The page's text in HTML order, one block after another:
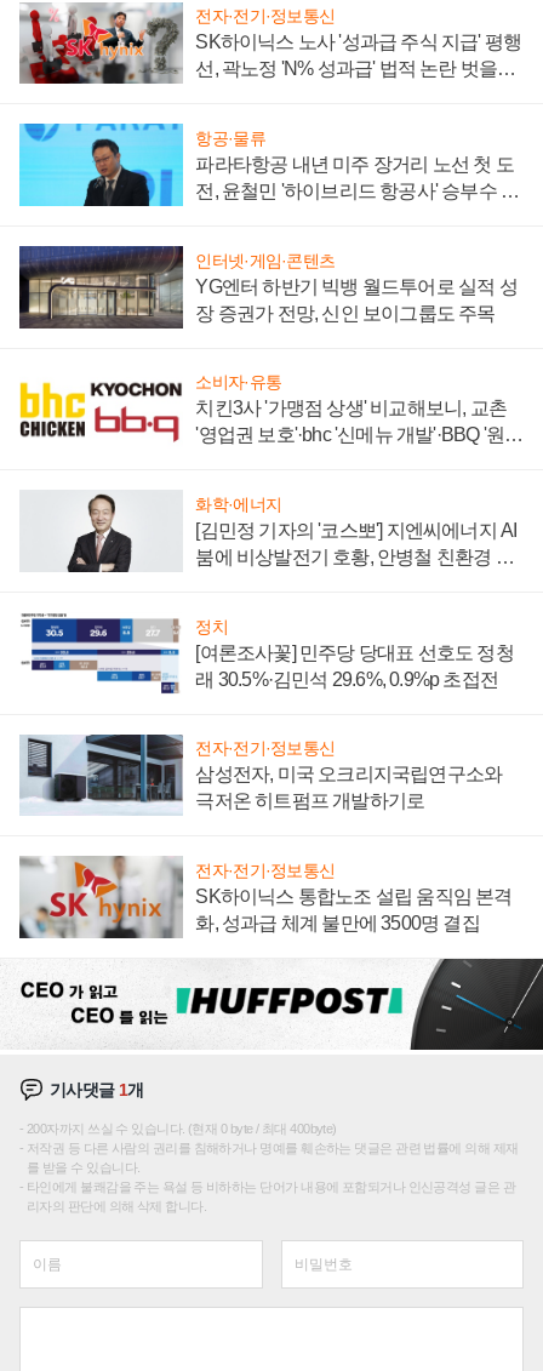
전자·전기·정보통신
SK하이닉스 노사 '성과급 주식 지급' 평행
선, 곽노정 'N% 성과급' 법적 논란 벗을지
항공·물류
파라타항공 내년 미주 장거리 노선 첫 도
전, 윤철민 '하이브리드 항공사' 승부수 통
인터넷·게임·콘텐츠
YG엔터 하반기 빅뱅 월드투어로 실적 성
장 증권가 전망, 신인 보이그룹도 주목
소비자·유통
치킨3사 '가맹점 상생' 비교해보니, 교촌
'영업권 보호'·bhc '신메뉴 개발'·BBQ '원가
화학·에너지
[김민정 기자의 '코스뽀'] 지엔씨에너지 AI
붐에 비상발전기 호황, 안병철 친환경 에
정치
[여론조사꽃] 민주당 당대표 선호도 정청
래 30.5%·김민석 29.6%, 0.9%p 초접전
전자·전기·정보통신
삼성전자, 미국 오크리지국립연구소와
극저온 히트펌프 개발하기로
전자·전기·정보통신
SK하이닉스 통합노조 설립 움직임 본격
화, 성과급 체계 불만에 3500명 결집
기사댓글 1개
200자까지 쓰실 수 있습니다. (현재 0 byte / 최대 400byte)
저작권 등 다른 사람의 권리를 침해하거나 명예를 훼손하는 댓글은 관련 법률에 의해 제재
를 받을 수 있습니다.
타인에게 불쾌감을 주는 욕설 등 비하하는 단어가 내용에 포함되거나 인신공격성 글은 관
리자의 판단에 의해 삭제 합니다.